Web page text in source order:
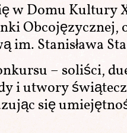
w Domu
Obcojęzycznej,
im. Stanisława
– soliści,
i utwory
się